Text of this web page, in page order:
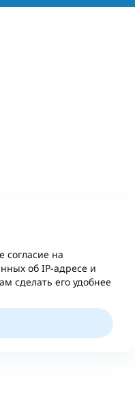
согласие на
об IP-адресе и
сделать его удобнее